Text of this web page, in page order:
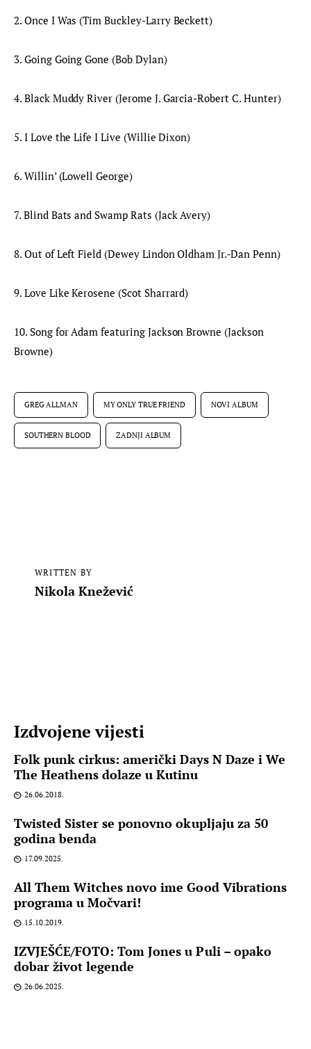
2. Once I Was (Tim Buckley-Larry Beckett)
3. Going Going Gone (Bob Dylan)
4. Black Muddy River (Jerome J. Garcia-Robert C. Hunter)
5. I Love the Life I Live (Willie Dixon)
6. Willin’ (Lowell George)
7. Blind Bats and Swamp Rats (Jack Avery)
8. Out of Left Field (Dewey Lindon Oldham Jr.-Dan Penn)
9. Love Like Kerosene (Scot Sharrard)
10. Song for Adam featuring Jackson Browne (Jackson
Browne)
GREG ALLMAN MY ONLY TRUE FRIEND NOVI ALBUM
SOUTHERN BLOOD ZADNJI ALBUM
WRITTEN BY
Nikola Knežević
Izdvojene vijesti
Folk punk cirkus: američki Days N Daze i We
The Heathens dolaze u Kutinu
26.06.2018.
Twisted Sister se ponovno okupljaju za 50
godina benda
17.09.2025.
All Them Witches novo ime Good Vibrations
programa u Močvari!
15.10.2019.
IZVJEŠĆE/FOTO: Tom Jones u Puli – opako
dobar život legende
26.06.2025.